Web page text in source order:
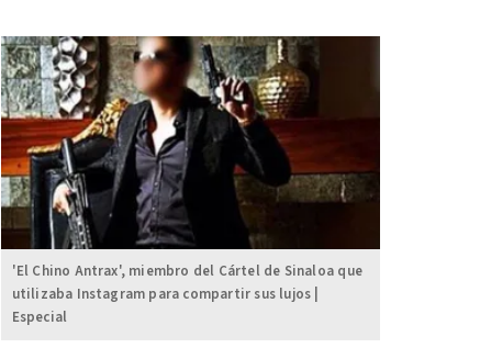
'El Chino Antrax', miembro del Cártel de Sinaloa que
utilizaba Instagram para compartir sus lujos |
Especial